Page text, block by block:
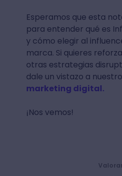
Esperamos que esta
para entender qué es
y cómo elegir al
marca. Si quieres
otras estrategias
dale un vistazo a
marketing digital.
¡Nos vemos!
Valorar